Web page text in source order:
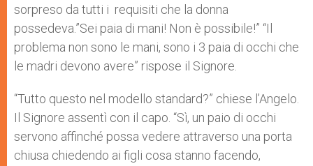
sorpreso da tutti i requisiti che la donna
possedeva.”Sei paia di mani! Non è possibile!” “Il
problema non sono le mani, sono i 3 paia di occhi che
le madri devono avere” rispose il Signore.
“Tutto questo nel modello standard?” chiese l’Angelo.
Il Signore assentì con il capo. “Sì, un paio di occhi
servono affinché possa vedere attraverso una porta
chiusa chiedendo ai figli cosa stanno facendo,